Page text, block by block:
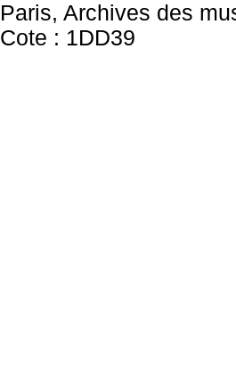
Paris, Archives des
Cote : 1DD39